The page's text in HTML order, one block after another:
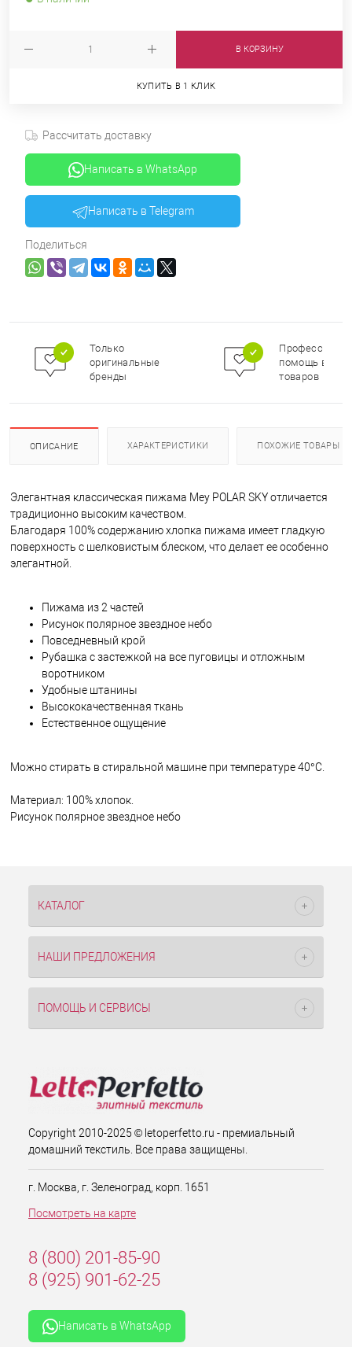
В КОРЗИНУ
КУПИТЬ В 1 КЛИК
Рассчитать доставку
Написать в WhatsApp
Написать в Telegram
Поделиться
Только
оригинальные
бренды
помощь в
товаров
ОПИСАНИЕ ХАРАКТЕРИСТИКИ ПОХОЖИЕ ТОВАРЫ
Элегантная классическая пижама Mey POLAR SKY отличается
традиционно высоким качеством.
Благодаря 100% содержанию хлопка пижама имеет гладкую
поверхность с шелковистым блеском, что делает ее особенно
элегантной.
Пижама из 2 частей
Рисунок полярное звездное небо
Повседневный крой
Рубашка с застежкой на все пуговицы и отложным
воротником
Удобные штанины
Высококачественная ткань
Естественное ощущение
Можно стирать в стиральной машине при температуре 40°C.
Материал: 100% хлопок.
Рисунок полярное звездное небо
КАТАЛОГ
НАШИ ПРЕДЛОЖЕНИЯ
ПОМОЩЬ И СЕРВИСЫ
Copyright 2010-2025 © letoperfetto.ru - премиальный
домашний текстиль. Все права защищены.
г. Москва, г. Зеленоград, корп. 1651
Посмотреть на карте
8 (800) 201-85-90
8 (925) 901-62-25
Написать в WhatsApp